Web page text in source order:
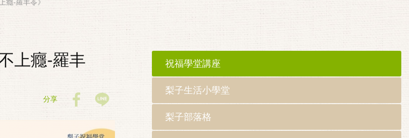
癮-羅丰苓》
上癮-羅丰
分享
祝福學堂講座
梨子生活小學堂
梨子部落格